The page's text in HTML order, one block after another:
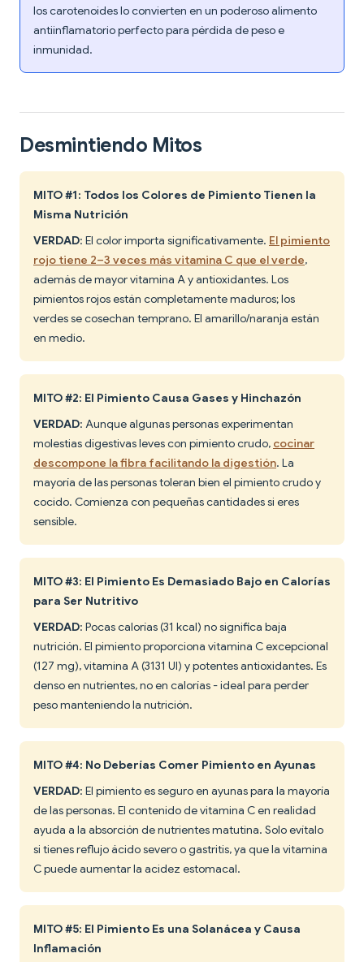
los carotenoides lo convierten en un poderoso alimento
antiinflamatorio perfecto para pérdida de peso e
inmunidad.
Desmintiendo Mitos
MITO #1: Todos los Colores de Pimiento Tienen la
Misma Nutrición
VERDAD: El color importa significativamente. El pimiento
rojo tiene 2–3 veces más vitamina C que el verde,
además de mayor vitamina A y antioxidantes. Los
pimientos rojos están completamente maduros; los
verdes se cosechan temprano. El amarillo/naranja están
en medio.
MITO #2: El Pimiento Causa Gases y Hinchazón
VERDAD: Aunque algunas personas experimentan
molestias digestivas leves con pimiento crudo, cocinar
descompone la fibra facilitando la digestión. La
mayoría de las personas toleran bien el pimiento crudo y
cocido. Comienza con pequeñas cantidades si eres
sensible.
MITO #3: El Pimiento Es Demasiado Bajo en Calorías
para Ser Nutritivo
VERDAD: Pocas calorías (31 kcal) no significa baja
nutrición. El pimiento proporciona vitamina C excepcional
(127 mg), vitamina A (3131 UI) y potentes antioxidantes. Es
denso en nutrientes, no en calorías - ideal para perder
peso manteniendo la nutrición.
MITO #4: No Deberías Comer Pimiento en Ayunas
VERDAD: El pimiento es seguro en ayunas para la mayoría
de las personas. El contenido de vitamina C en realidad
ayuda a la absorción de nutrientes matutina. Solo evítalo
si tienes reflujo ácido severo o gastritis, ya que la vitamina
C puede aumentar la acidez estomacal.
MITO #5: El Pimiento Es una Solanácea y Causa
Inflamación